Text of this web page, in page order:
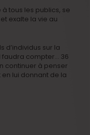
à tous les publics, se
exalte la vie au
d’individus sur la
faudra compter… 36
continuer à penser
lui donnant de la